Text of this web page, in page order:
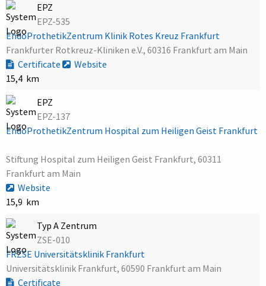
EPZ
EPZ-535
EndoProthetikZentrum Klinik Rotes Kreuz Frankfurt
Frankfurter Rotkreuz-Kliniken e.V., 60316 Frankfurt am Main
Certificate
Website
15,4 km
EPZ
EPZ-137
EndoProthetikZentrum Hospital zum Heiligen Geist Frankfurt
Stiftung Hospital zum Heiligen Geist Frankfurt, 60311
Frankfurt am Main
Website
15,9 km
Typ A Zentrum
ZSE-010
FRZSE Universitätsklinik Frankfurt
Universitätsklinik Frankfurt, 60590 Frankfurt am Main
Certificate